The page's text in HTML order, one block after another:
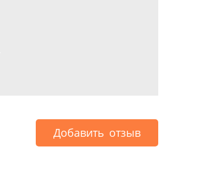
Добавить отзыв